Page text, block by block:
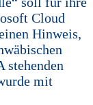
Cloud
Hinweis,
stehenden
mit